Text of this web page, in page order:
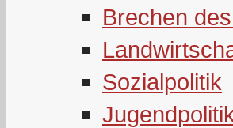
Brechen
Sozialpolitik